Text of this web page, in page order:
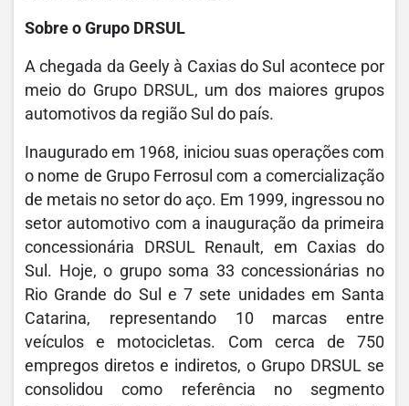
Sobre o Grupo DRSUL
A chegada da Geely à Caxias do Sul acontece por
meio do Grupo DRSUL, um dos maiores grupos
automotivos da região Sul do país.
Inaugurado em 1968, iniciou suas operações com
o nome de Grupo Ferrosul com a comercialização
de metais no setor do aço. Em 1999, ingressou no
setor automotivo com a inauguração da primeira
concessionária DRSUL Renault, em Caxias do
Sul. Hoje, o grupo soma 33 concessionárias no
Rio Grande do Sul e 7 sete unidades em Santa
Catarina, representando 10 marcas entre
veículos e motocicletas. Com cerca de 750
empregos diretos e indiretos, o Grupo DRSUL se
consolidou como referência no segmento